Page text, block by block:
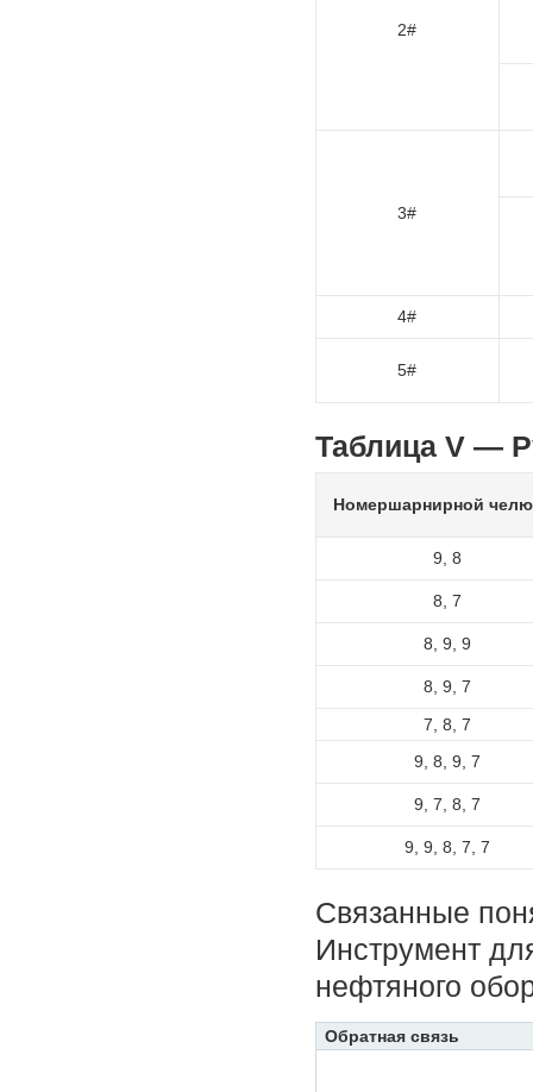
2#
3#
4#
5#
Таблица V —
Номершарнирной
9, 8
8, 7
8, 9, 9
8, 9, 7
7, 8, 7
9, 8, 9, 7
9, 7, 8, 7
9, 9, 8, 7, 7
Связанные
Инструмент
нефтяного
Обратная связь